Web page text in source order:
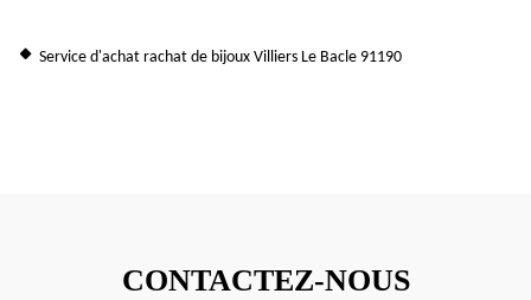
Service d'achat rachat de bijoux Villiers Le Bacle 91190
CONTACTEZ-NOUS